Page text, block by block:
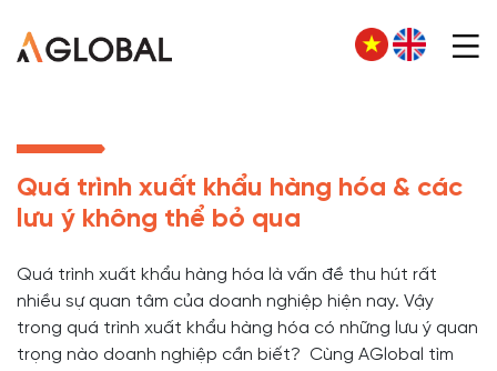
Quá trình xuất khẩu hàng hóa & các
lưu ý không thể bỏ qua
Quá trình xuất khẩu hàng hóa là vấn đề thu hút rất
nhiều sự quan tâm của doanh nghiệp hiện nay. Vậy
trong quá trình xuất khẩu hàng hóa có những lưu ý quan
trọng nào doanh nghiệp cần biết? Cùng AGlobal tìm